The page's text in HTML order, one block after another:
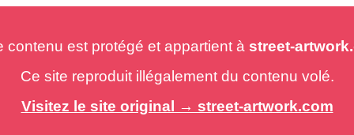
est protégé et appartient à street-
Ce site reproduit illégalement du contenu volé.
Visitez le site original → street-artwork.com